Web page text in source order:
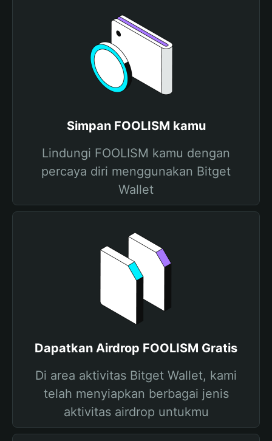
Simpan FOOLISM kamu
Lindungi FOOLISM kamu dengan
percaya diri menggunakan Bitget
Wallet
Dapatkan Airdrop FOOLISM Gratis
Di area aktivitas Bitget Wallet, kami
telah menyiapkan berbagai jenis
aktivitas airdrop untukmu